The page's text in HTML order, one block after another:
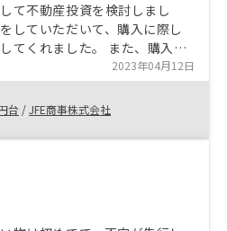
て不動産投資を検討しまし
していただいて、購入に際し
てくれました。 また、購入後
も魅力の一つと感じていま
、 一件毎の実績も見れるとあ
2023年04月12日
台 /JFE商事株式会社